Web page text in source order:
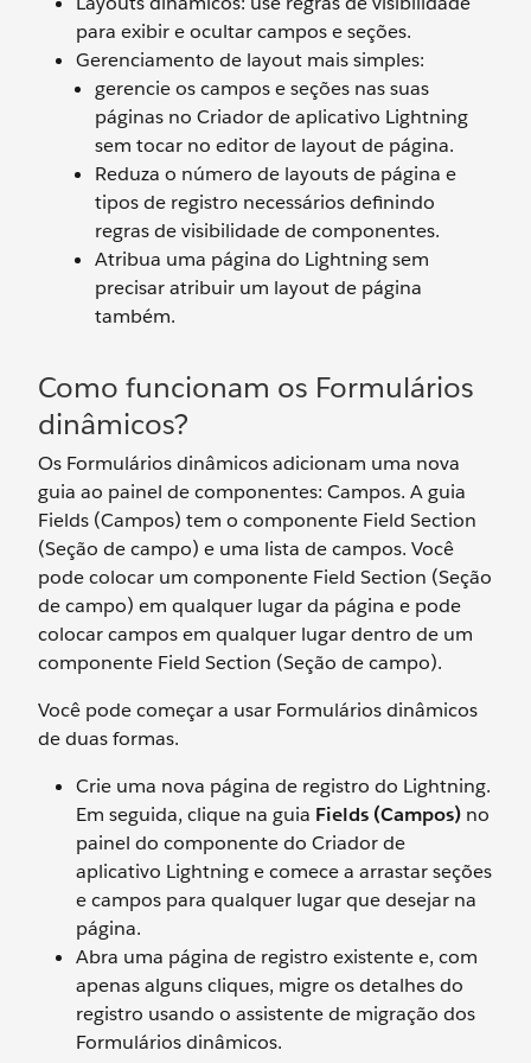
para exibir e ocultar campos e seções.
Gerenciamento de layout mais simples:
gerencie os campos e seções nas suas
páginas no Criador de aplicativo Lightning
sem tocar no editor de layout de página.
Reduza o número de layouts de página e
tipos de registro necessários definindo
regras de visibilidade de componentes.
Atribua uma página do Lightning sem
precisar atribuir um layout de página
também.
Como funcionam os Formulários
dinâmicos?
Os Formulários dinâmicos adicionam uma nova
guia ao painel de componentes: Campos. A guia
Fields (Campos) tem o componente Field Section
(Seção de campo) e uma lista de campos. Você
pode colocar um componente Field Section (Seção
de campo) em qualquer lugar da página e pode
colocar campos em qualquer lugar dentro de um
componente Field Section (Seção de campo).
Você pode começar a usar Formulários dinâmicos
de duas formas.
Crie uma nova página de registro do Lightning.
Em seguida, clique na guia Fields (Campos) no
painel do componente do Criador de
aplicativo Lightning e comece a arrastar seções
e campos para qualquer lugar que desejar na
página.
Abra uma página de registro existente e, com
apenas alguns cliques, migre os detalhes do
registro usando o assistente de migração dos
Formulários dinâmicos.